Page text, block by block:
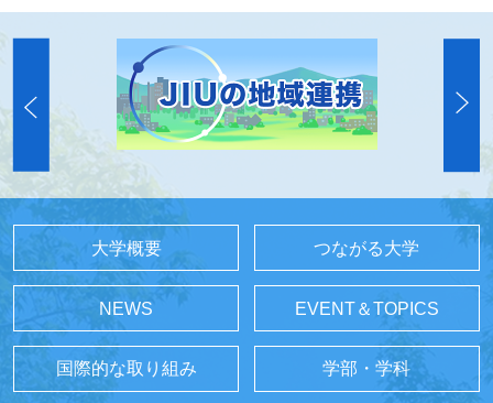
大学概要 つながる大学
NEWS EVENT＆TOPICS
国際的な取り組み 学部・学科